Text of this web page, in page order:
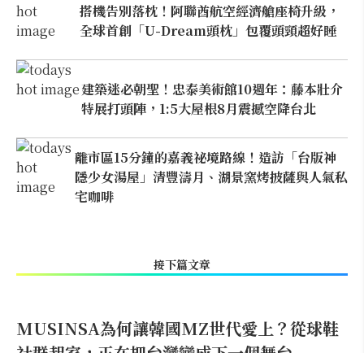
搭機告別落枕！阿聯酋航空經濟艙座椅升級，
全球首創「U-Dream頭枕」包覆頭頸超好睡
建築迷必朝聖！忠泰美術館10週年：藤本壯介
特展打頭陣，1:5大屋根8月震撼空降台北
離市區15分鐘的嘉義祕境路線！造訪「台版神
隱少女湯屋」清豐濤月、湖景窯烤披薩與人氣私
宅咖啡
接下篇文章
MUSINSA為何讓韓國MZ世代愛上？從球鞋